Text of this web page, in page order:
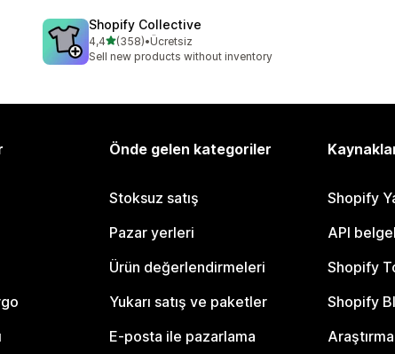
Shopify Collective
4,45 yıldız üzerinden
(358)
toplam 358 değerlendirme
•Ücretsiz
Sell new products without inventory
Önde gelen kategoriler
Stoksuz satış
Pazar yerleri
Ürün değerlendirmeleri
Yukarı satış ve paketler
E-posta ile pazarlama
Shopify
API
Shopify
Shopify
Araştırma